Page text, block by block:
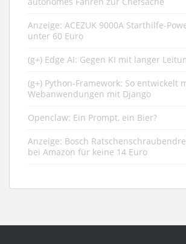
Anzeige: ACEZUK 9000A Starthilfe-
unter 60 Euro
(g+) Edge AI: Gegen KI mit langer
(g+) Python-Framework: So entwickelt
Webanwendungen mit Django
Openclaw: Ein Prompt, ein Bier?
Anzeige: Bosch
bei Amazon für keine 14 Euro